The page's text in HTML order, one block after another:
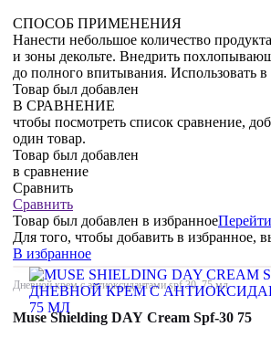
СПОСОБ ПРИМЕНЕНИЯ
Нанести небольшое количество
и зоны декольте. Внедрить
до полного впитывания. Использовать в
Товар был добавлен
В СРАВНЕНИЕ
чтобы посмотреть список сравнение,
один товар.
Товар был добавлен
в сравнение
Сравнить
Сравнить
Товар был добавлен в избранное
Для того, чтобы добавить в избранное,
В избранное
Дневной крем с антиоксидантами spf 30, 75 мл
Muse Shielding DAY Cream Spf-30 75